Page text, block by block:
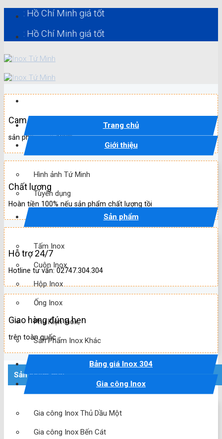
content
Chí Minh giá tốt
Chí Minh giá tốt
Trang chủ
Giới thiệu
Hình ảnh Tứ Minh
Tuyển dụng
Sản phẩm
Tấm Inox
Cuộn Inox
Hộp Inox
Ống Inox
Phụ Kiện Inox
Sản Phẩm Inox Khác
Bảng giá Inox 304
Gia công Inox
Gia công Inox Thủ Dầu Một
Gia công Inox Bến Cát
Cam kết
sản phẩm mới 100%
Chất lượng
Hoàn tiền 100% nếu sản phẩm chất lượng tồi
Hỗ trợ 24/7
Hotline tư vấn: 02747.304.304
Giao hàng đúng hẹn
trên toàn quốc
Sản phẩm mới